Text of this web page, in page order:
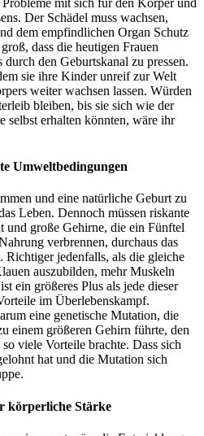
Der Schädel muss wachsen,
dem empfindlichen Organ Schutz
dass die heutigen Frauen
den Geburtskanal zu pressen.
sie ihre Kinder unreif zur Welt
weiter wachsen lassen. Würden
bleiben, bis sie sich wie der
selbst erhalten könnten, wäre ihr
Umweltbedingungen
und eine natürliche Geburt zu
Leben. Dennoch müssen riskante
und große Gehirne, die ein Fünftel
verbrennen, durchaus das
Richtiger jedenfalls, als die gleiche
auszubilden, mehr Muskeln
ein größeres Plus als jede dieser
im Überlebenskampf.
eine genetische Mutation, die
einem größeren Gehirn führte, den
viele Vorteile brachte. Dass sich
hat und die Mutation sich
körperliche Stärke